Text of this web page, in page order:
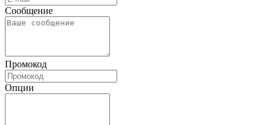
Сообщение
Промокод
Опции